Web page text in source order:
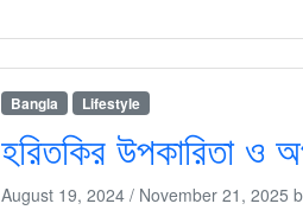
Bangla Lifestyle
হরিতকির উপকারিতা ও
August 19, 2024 / November 21, 2025